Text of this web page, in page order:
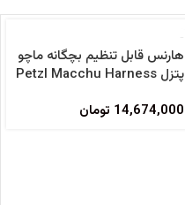
هارنس قابل تنظیم بچگانه ماچو
پتزل Petzl Macchu Harness
14,674,000 تومان